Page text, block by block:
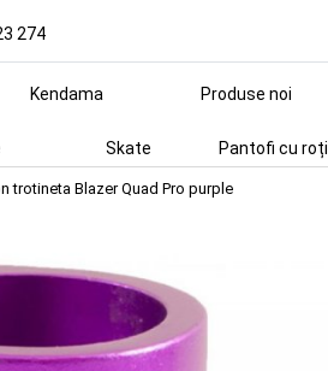
274
Kendama Produse noi
Skate Pantofi cu roți
trotineta Blazer Quad Pro purple